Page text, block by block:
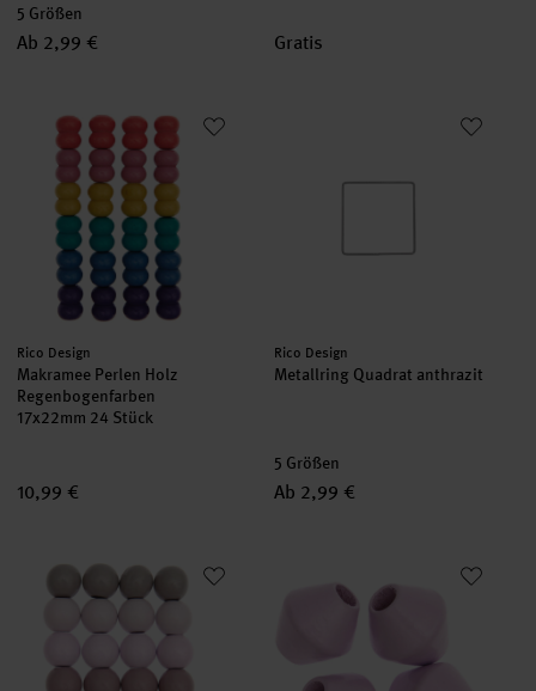
5 Größen
Ab 2,99 € Gratis
Makramee Perlen Holz Regenbogenfarben 17x22mm 24 Stück
Hersteller:
Rico Design
Makramee Perlen Holz
Regenbogenfarben
17x22mm 24 Stück
10,99 €
Metallring Quadrat anthrazit
Hersteller:
Rico Design
Metallring Quadrat anthrazit
5 Größen
Ab 2,99 €
Makramee Perlen Holz Rosatöne 25mm 24 StückMakramee Perlen Holz flieder